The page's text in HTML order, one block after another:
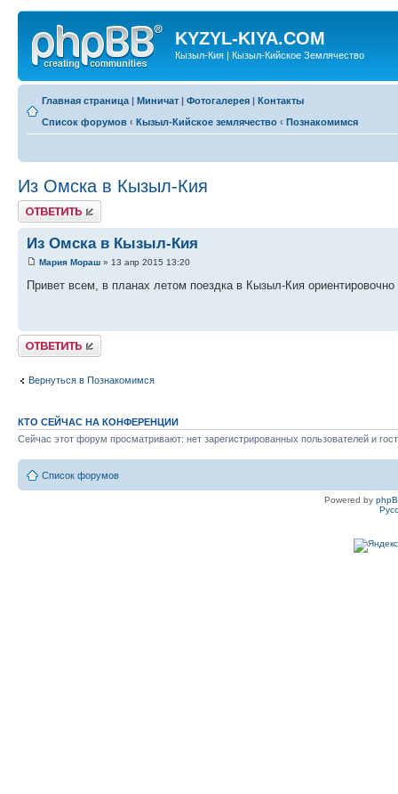
KYZYL-KIYA.COM
Кызыл-Кия | Кызыл-Кийское Землячество
Главная страница | Миничат | Фотогалерея | Контакты
Список форумов ‹ Кызыл-Кийское землячество ‹ Познакомимся
Из Омска в Кызыл-Кия
Ответить
Из Омска в Кызыл-Кия
Мария Мораш » 13 апр 2015 13:20
Привет всем, в планах летом поездка в Кызыл-Кия
Ответить
Вернуться в Познакомимся
КТО СЕЙЧАС НА КОНФЕРЕНЦИИ
Сейчас этот форум просматривают: нет зарегистрированных пользователей и
Список форумов
Powered by